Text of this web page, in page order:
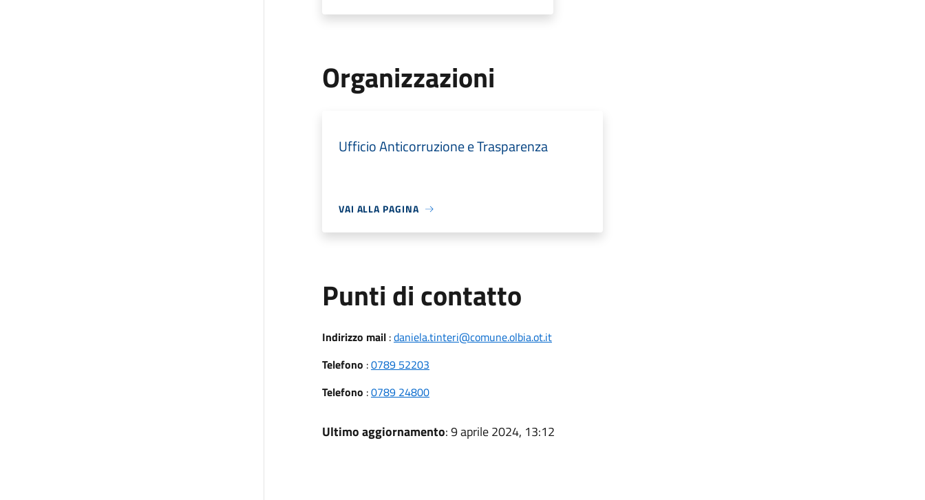
Organizzazioni
Ufficio Anticorruzione e Trasparenza
VAI ALLA PAGINA
Punti di contatto
Indirizzo mail:daniela.tinteri@comune.olbia.ot.it
Telefono :0789 52203
Telefono :0789 24800
Ultimo aggiornamento: 9 aprile 2024, 13:12